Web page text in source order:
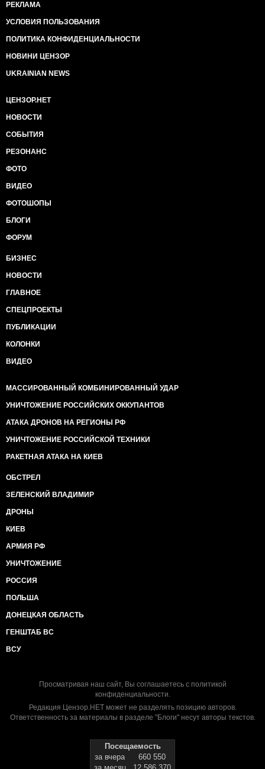
РЕКЛАМА
УСЛОВИЯ ПОЛЬЗОВАНИЯ
ПОЛИТИКА КОНФИДЕНЦИАЛЬНОСТИ
НОВИНИ ЦЕНЗОР
UKRAINIAN NEWS
ЦЕНЗОР.НЕТ
НОВОСТИ
СОБЫТИЯ
РЕЗОНАНС
ФОТО
ВИДЕО
ФОТОШОПЫ
БЛОГИ
ФОРУМ
БИЗНЕС
НОВОСТИ
ГЛАВНОЕ
СПЕЦПРОЕКТЫ
ПУБЛИКАЦИИ
КОЛОНКИ
ВИДЕО
МАССИРОВАННЫЙ КОМБИНИРОВАННЫЙ УДАР
УНИЧТОЖЕНИЕ РОССИЙСКИХ ОККУПАНТОВ
АТАКА ДРОНОВ НА РЕГИОНЫ РФ
УНИЧТОЖЕНИЕ РОССИЙСКОЙ ТЕХНИКИ
РАКЕТНАЯ АТАКА НА КИЕВ
ОБСТРЕЛ
ЗЕЛЕНСКИЙ ВЛАДИМИР
ДРОНЫ
КИЕВ
АРМИЯ РФ
УНИЧТОЖЕНИЕ
РОССИЯ
ПОЛЬША
ДОНЕЦКАЯ ОБЛАСТЬ
ГЕНШТАБ ВС
ВСУ
Просматривая наш сайт, Вы соглашаетесь с политикой
конфиденциальности.
Редакция Цензор.НЕТ может не разделять позицию авторов.
Ответственность за материалы в разделе "Блоги" несут авторы текстов.
Посещаемость
за вчера
660 550